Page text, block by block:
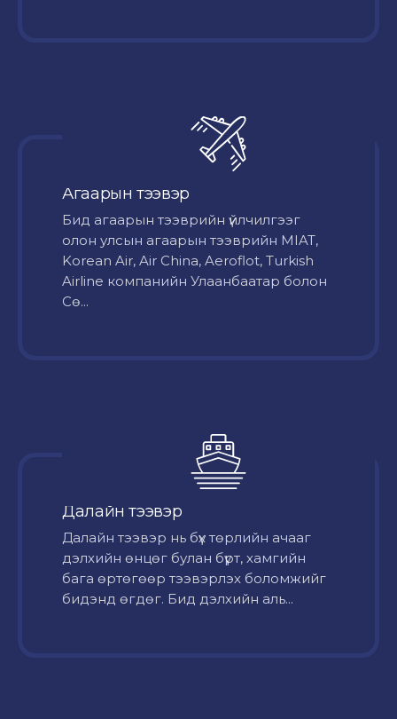
Агаарын тээвэр
Бид агаарын тээврийн үйлчилгээг
олон улсын агаарын тээврийн MIAT,
Korean Air, Air China, Aeroflot, Turkish
Airline компанийн Улаанбаатар болон
Сө...
Далайн тээвэр
Далайн тээвэр нь бүх төрлийн ачааг
дэлхийн өнцөг булан бүрт, хамгийн
бага өртөгөөр тээвэрлэх боломжийг
бидэнд өгдөг. Бид дэлхийн аль...